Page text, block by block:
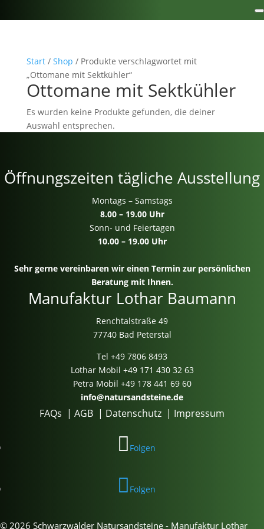
Start/ Shop / Produkte verschlagwortet mit
„Ottomane mit Sektkühler“
Ottomane mit Sektkühler
Es wurden keine Produkte gefunden, die deiner
Auswahl entsprechen.
Öffnungszeiten tägliche Ausstellung
Montags – Samstags
8.00 – 19.00 Uhr
Sonn- und Feiertagen
10.00 – 19.00 Uhr
Sehr gerne vereinbaren wir einen Termin zur persönlichen
Beratung mit Ihnen.
Manufaktur Lothar Baumann
Renchtalstraße 49
77740 Bad Peterstal
Tel +49 7806 8493
Lothar Mobil +49 171 430 32 63
Petra Mobil +49 178 441 69 60
info@natursandsteine.de
FAQs | AGB | Datenschutz | Impressum
Folgen
Folgen
© 2026 Schwarzwälder Natursandsteine - Manufaktur Lothar